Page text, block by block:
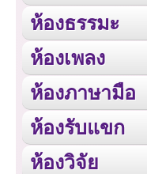
ห้องธรรมะ
ห้องเพลง
ห้องภาษามือ
ห้องรับแขก
ห้องวิจัย